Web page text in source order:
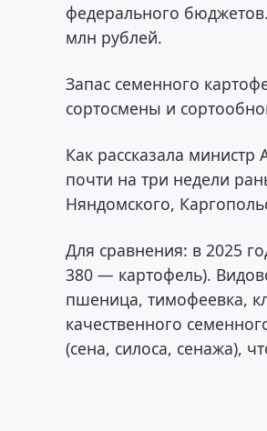
федерального
млн рублей.
Запас семенного
сортосмены и
Как рассказала
почти на три недели
Няндомского,
Для сравнения: в 2025
380 — картофель).
пшеница, тимофеевка,
качественного
(сена, силоса, сенажа),